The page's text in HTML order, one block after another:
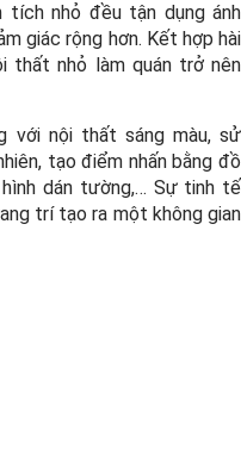
tích nhỏ đều tận dụng ánh
giác rộng hơn. Kết hợp hài
thất nhỏ làm quán trở nên
với nội thất sáng màu, sử
tạo điểm nhấn bằng đồ
dán tường,… Sự tinh tế
trí tạo ra một không gian